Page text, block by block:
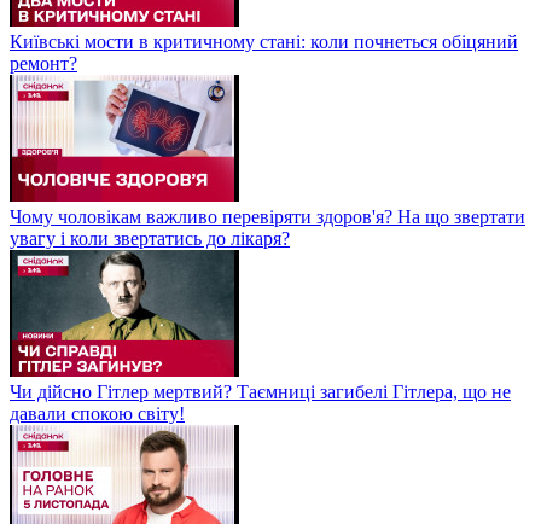
Київські мости в критичному стані: коли почнеться обіцяний
ремонт?
Чому чоловікам важливо перевіряти здоров'я? На що звертати
увагу і коли звертатись до лікаря?
Чи дійсно Гітлер мертвий? Таємниці загибелі Гітлера, що не
давали спокою світу!